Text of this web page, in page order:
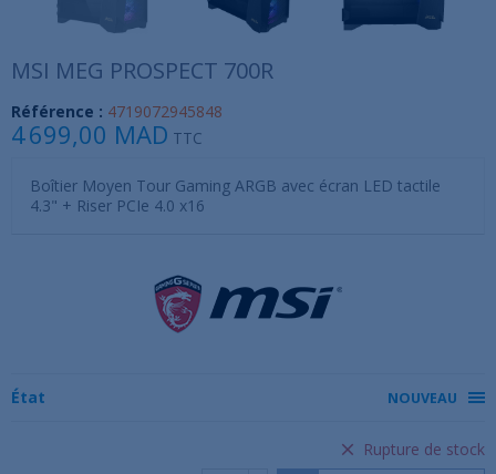
MSI MEG PROSPECT 700R
Référence : 4719072945848
4 699,00 MAD TTC
Boîtier Moyen Tour Gaming ARGB avec écran LED tactile
4.3" + Riser PCIe 4.0 x16
État NOUVEAU
Rupture de stock